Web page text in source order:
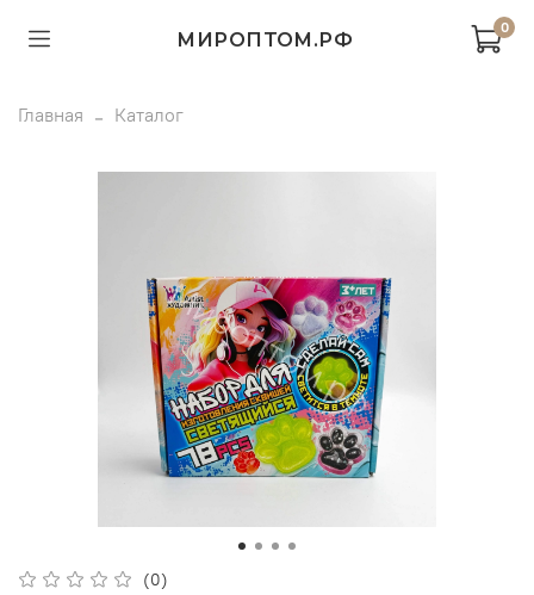
МИРОПТОМ.РФ
0
Главная Каталог
(0)